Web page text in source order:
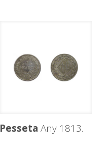
Pesseta Any 1813.